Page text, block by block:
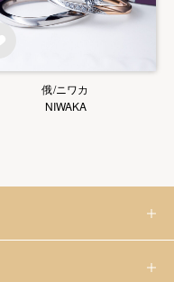
俄/ニワカ
NIWAKA